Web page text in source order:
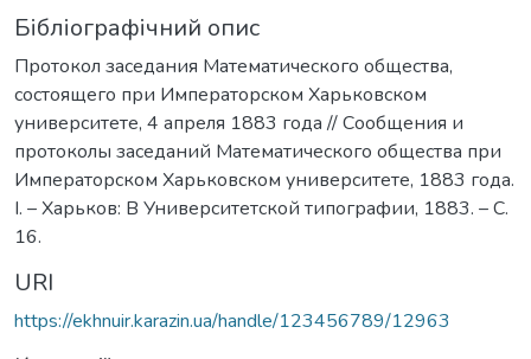
Бібліографічний опис
Протокол заседания Математического общества,
состоящего при Императорском Харьковском
университете, 4 апреля 1883 года // Сообщения и
протоколы заседаний Математического общества при
Императорском Харьковском университете, 1883 года.
І. – Харьков: В Университетской типографии, 1883. – С.
16.
URI
https://ekhnuir.karazin.ua/handle/123456789/12963